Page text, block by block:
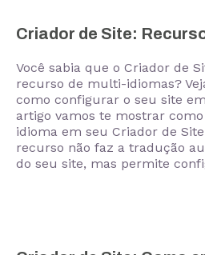
Criador de Site:
Você sabia que o Criador de
recurso de multi-idiomas?
como configurar o seu site
artigo vamos te mostrar
idioma em seu Criador de
recurso não faz a tradução
do seu site, mas permite